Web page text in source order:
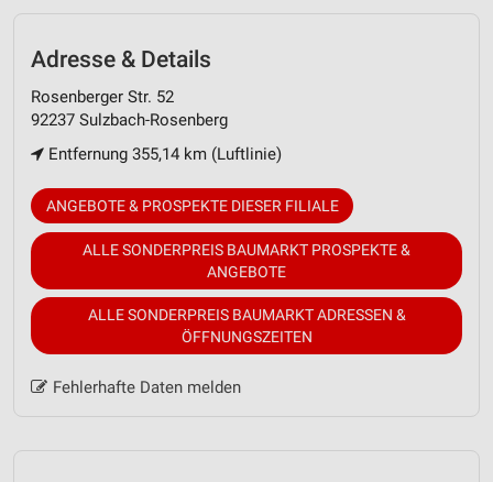
Adresse & Details
Rosenberger Str. 52
92237 Sulzbach-Rosenberg
Entfernung 355,14 km (Luftlinie)
ANGEBOTE & PROSPEKTE DIESER FILIALE
ALLE SONDERPREIS BAUMARKT PROSPEKTE &
ANGEBOTE
ALLE SONDERPREIS BAUMARKT ADRESSEN &
ÖFFNUNGSZEITEN
Fehlerhafte Daten melden